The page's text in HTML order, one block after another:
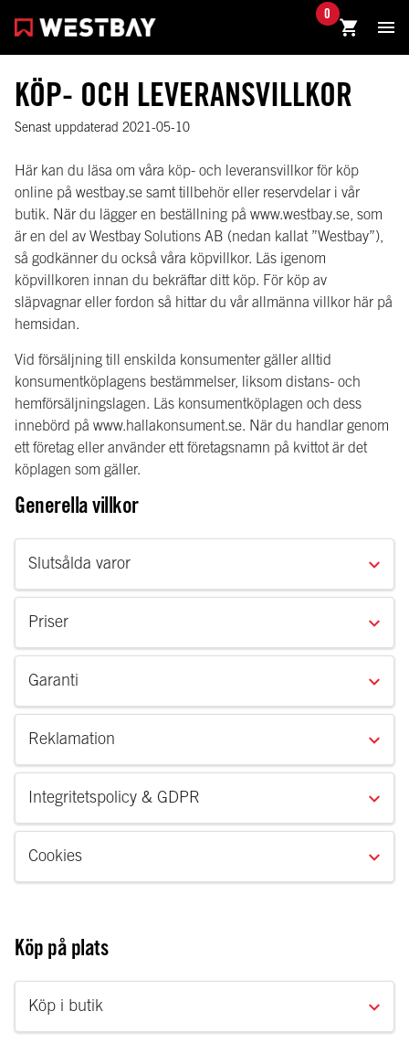
0
KÖP- OCH LEVERANSVILLKOR
Senast uppdaterad 2021-05-10
Här kan du läsa om våra köp- och leveransvillkor för köp
online på westbay.se samt tillbehör eller reservdelar i vår
butik. När du lägger en beställning på www.westbay.se, som
är en del av Westbay Solutions AB (nedan kallat ”Westbay”),
så godkänner du också våra köpvillkor. Läs igenom
köpvillkoren innan du bekräftar ditt köp. För köp av
släpvagnar eller fordon så hittar du vår allmänna villkor här på
hemsidan.
Vid försäljning till enskilda konsumenter gäller alltid
konsumentköplagens bestämmelser, liksom distans- och
hemförsäljningslagen. Läs konsumentköplagen och dess
innebörd på www.hallakonsument.se. När du handlar genom
ett företag eller använder ett företagsnamn på kvittot är det
köplagen som gäller.
Generella villkor
Slutsålda varor
Priser
Garanti
Reklamation
Integritetspolicy & GDPR
Cookies
Köp på plats
Köp i butik